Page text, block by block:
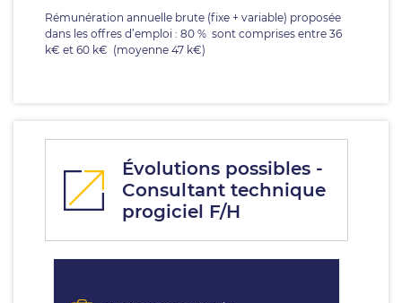
Rémunération annuelle brute (fixe + variable) proposée
dans les offres d’emploi : 80 % sont comprises entre 36
k€ et 60 k€ (moyenne 47 k€)
Évolutions possibles -
Consultant technique
progiciel F/H